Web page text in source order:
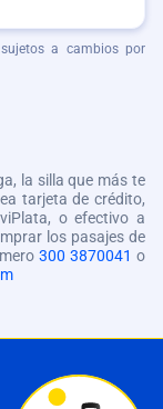
a cambios por
la silla que más te
tarjeta de crédito,
o efectivo a
los pasajes de
300 3870041 o